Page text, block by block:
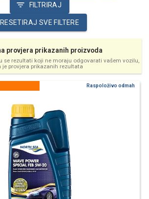
FILTRIRAJ
RESETIRAJ SVE FILTERE
provjera prikazanih proizvoda
se rezultati koji ne moraju odgovarati vašem vozilu,
je provjera prikazanih rezultata
Raspoloživo odmah